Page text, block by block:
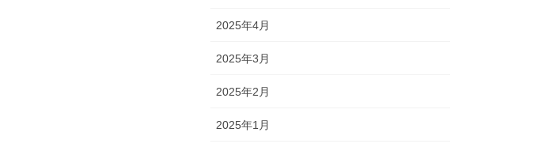
2025年4月
2025年3月
2025年2月
2025年1月